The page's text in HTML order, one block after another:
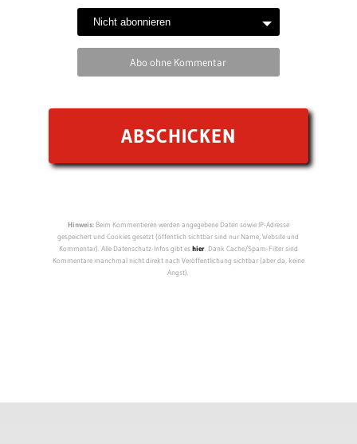
Abo ohne Kommentar
Hinweis:Beim Kommentieren werden angegebene Daten sowie IP-Adresse
gespeichert und Cookies gesetzt (öffentlich sichtbar sind nur Name, Website und
Kommentar). Alle Datenschutz-Infos gibt eshier. Dank Cache/Spam-Filter sind
Kommentare manchmal nicht direkt nach Veröffentlichung sichtbar (aber da, keine
Angst).